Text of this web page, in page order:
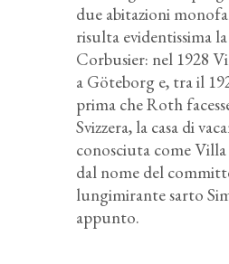
due abitazioni
risulta evidentissima
Corbusier: nel 1928
a Göteborg e, tra il
prima che Roth
Svizzera, la casa di
conosciuta come Villa
dal nome del
lungimirante sarto
appunto.